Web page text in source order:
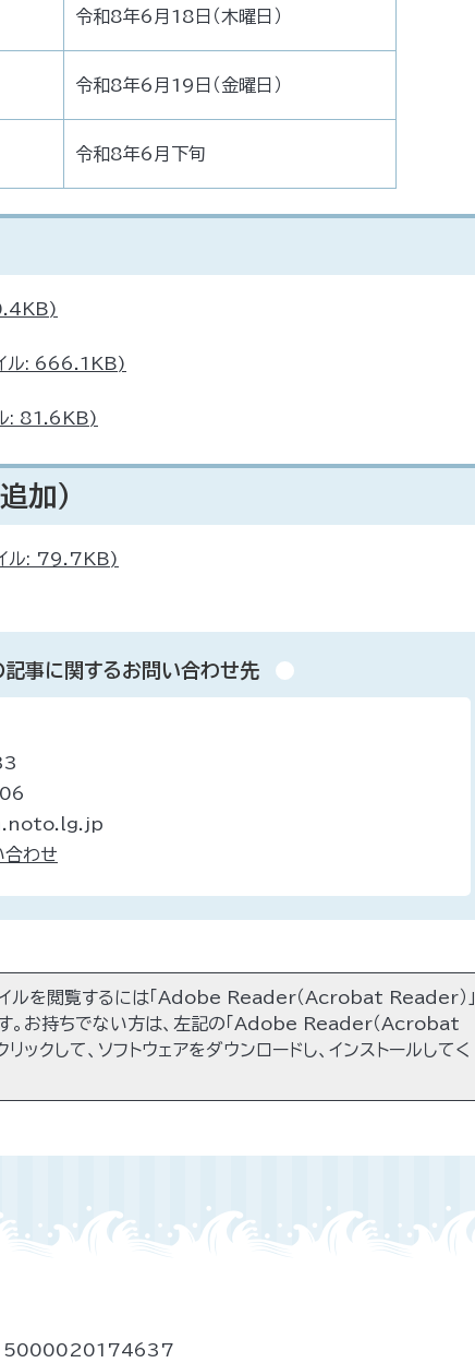
令和8年6月18日（木曜日）
令和8年6月19日（金曜日）
令和8年6月下旬
ル: 666.1KB)
: 81.6KB)
加）
ル: 79.7KB)
記事に関するお問い合わせ先
合わせ
ルを閲覧するには「Adobe Reader（Acrobat Reader）」
。お持ちでない方は、左記の「Adobe Reader（Acrobat
ックして、ソフトウェアをダウンロードし、インストールしてく
5000020174637